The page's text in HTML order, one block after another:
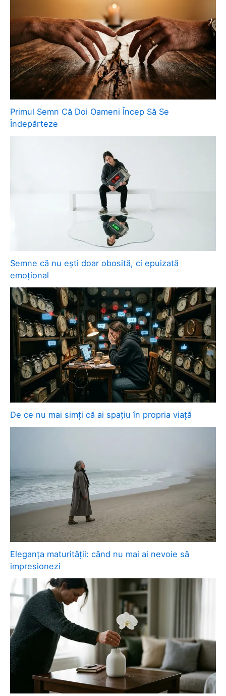
Primul Semn Că Doi Oameni Încep Să Se
Îndepărteze
Semne că nu ești doar obosită, ci epuizată
emoțional
De ce nu mai simți că ai spațiu în propria viață
Eleganța maturității: când nu mai ai nevoie să
impresionezi